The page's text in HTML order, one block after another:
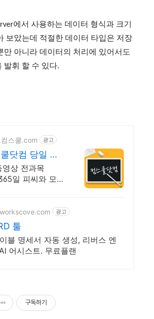
에서 사용하는 데이터 형식과 크기
보았는데 적절한 데이터 타입은 저장
만 아니라 데이터의 처리에 있어서도
발휘 할 수 있다.
스쿨.com 광고
닷컴 당일 신
기프티콘!
영상 전과목
일 피씨와 모바
광고
툴
블 명세서 자동 생성, 리버스 엔
어시스트. 무료플랜
구독하기